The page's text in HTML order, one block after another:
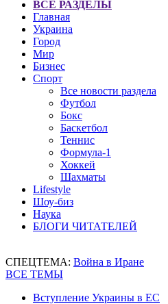
ВСЕ РАЗДЕЛЫ
Главная
Украина
Город
Мир
Бизнес
Спорт
Все новости раздела
Футбол
Бокс
Баскетбол
Теннис
Формула-1
Хоккей
Шахматы
Lifestyle
Шоу-биз
Наука
БЛОГИ ЧИТАТЕЛЕЙ
СПЕЦТЕМА: Война в Иране
ВСЕ ТЕМЫ
Вступление Украины в ЕС